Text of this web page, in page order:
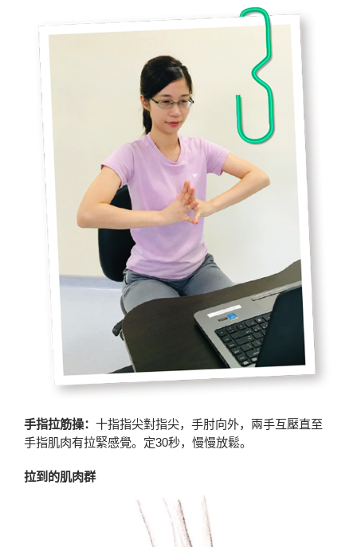
手指拉筋操： 十指指尖對指尖，手肘向外，兩手互壓直至
手指肌肉有拉緊感覺。定30秒，慢慢放鬆。
拉到的肌肉群